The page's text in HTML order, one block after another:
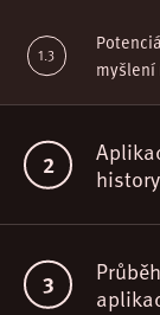
myšlení
Návod